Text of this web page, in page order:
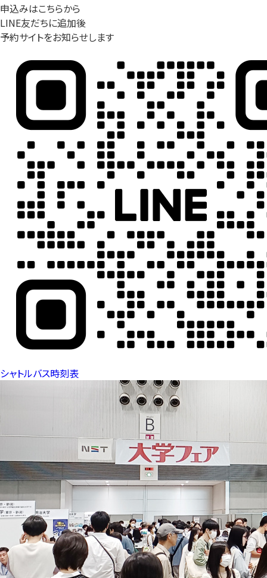
申込みはこちらから
LINE友だちに追加後
予約サイトをお知らせします
シャトルバス時刻表